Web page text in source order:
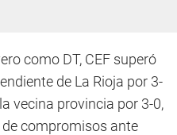
como DT, CEF superó
de La Rioja por 3-
vecina provincia por 3-0,
compromisos ante